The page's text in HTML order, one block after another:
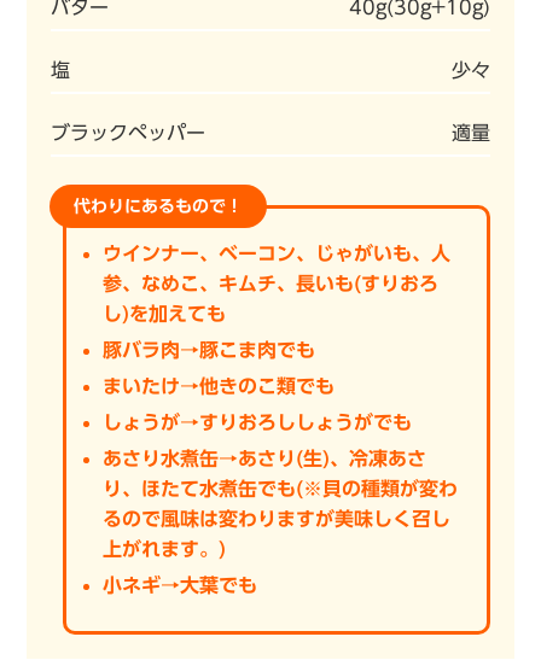
バター 40g(30g+10g)
塩 少々
ブラックペッパー 適量
代わりにあるもので！
ウインナー、ベーコン、じゃがいも、人
参、なめこ、キムチ、長いも(すりおろ
し)を加えても
豚バラ肉→豚こま肉でも
まいたけ→他きのこ類でも
しょうが→すりおろししょうがでも
あさり水煮缶→あさり(生)、冷凍あさ
り、ほたて水煮缶でも(※貝の種類が変わ
るので風味は変わりますが美味しく召し
上がれます。)
小ネギ→大葉でも